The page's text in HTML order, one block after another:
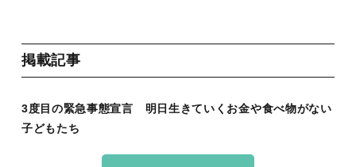
掲載記事
3度目の緊急事態宣言 明日生きていくお金や食べ物がない
子どもたち